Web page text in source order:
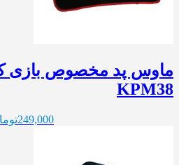
ماوس پد مخصوص بازی
KPM38
249,000